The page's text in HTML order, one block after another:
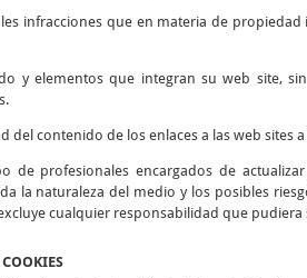
infracciones que en materia de
y elementos que integran su web site,
contenido de los enlaces a las web sites
de profesionales encargados de
la naturaleza del medio y los posibles
cualquier responsabilidad que
COOKIES